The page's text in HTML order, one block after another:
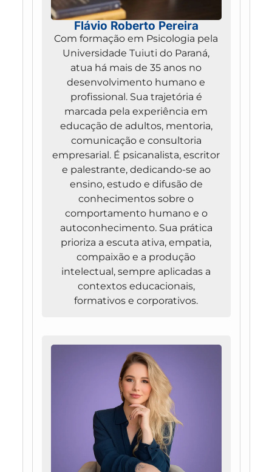
Flávio Roberto Pereira
Com formação em Psicologia pela
Universidade Tuiuti do Paraná,
atua há mais de 35 anos no
desenvolvimento humano e
profissional. Sua trajetória é
marcada pela experiência em
educação de adultos, mentoria,
comunicação e consultoria
empresarial. É psicanalista, escritor
e palestrante, dedicando-se ao
ensino, estudo e difusão de
conhecimentos sobre o
comportamento humano e o
autoconhecimento. Sua prática
prioriza a escuta ativa, empatia,
compaixão e a produção
intelectual, sempre aplicadas a
contextos educacionais,
formativos e corporativos.